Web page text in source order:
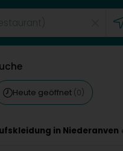
Heute geöffnet (0)
in Niederanven